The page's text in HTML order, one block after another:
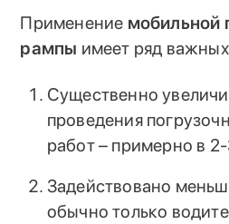
Применение мобильной
рампы имеет ряд
Существенно
проведения
работ – примерно в
Задействовано
обычно только